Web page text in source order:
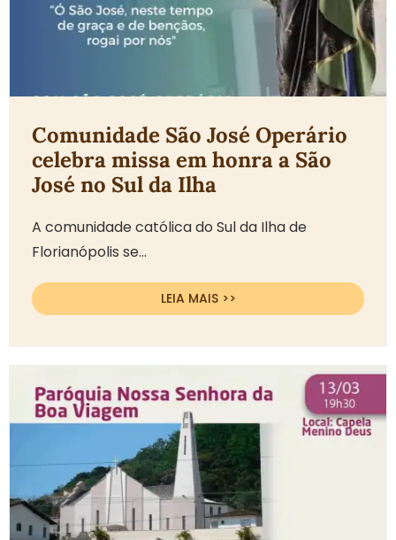
Comunidade São José Operário
celebra missa em honra a São
José no Sul da Ilha
A comunidade católica do Sul da Ilha de
Florianópolis se...
LEIA MAIS >>